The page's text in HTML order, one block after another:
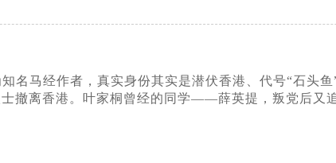
名马经作者，真实身份其实是潜伏香港、代号“石
撤离香港。叶家桐曾经的同学——薛英提，叛党后又